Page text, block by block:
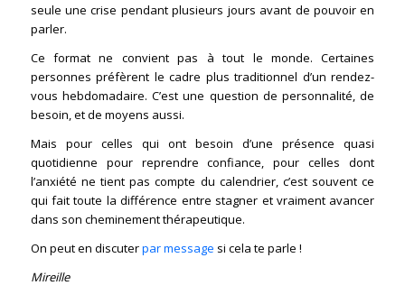
seule une crise pendant plusieurs jours avant de pouvoir en
parler.
Ce format ne convient pas à tout le monde. Certaines
personnes préfèrent le cadre plus traditionnel d’un rendez-
vous hebdomadaire. C’est une question de personnalité, de
besoin, et de moyens aussi.
Mais pour celles qui ont besoin d’une présence quasi
quotidienne pour reprendre confiance, pour celles dont
l’anxiété ne tient pas compte du calendrier, c’est souvent ce
qui fait toute la différence entre stagner et vraiment avancer
dans son cheminement thérapeutique.
On peut en discuterpar message si cela te parle !
Mireille